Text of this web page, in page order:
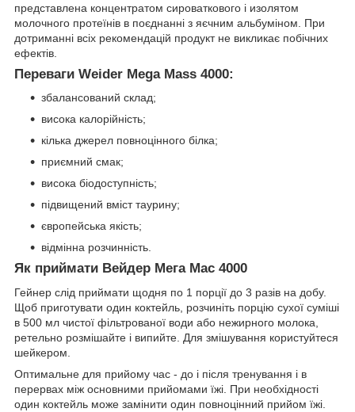
представлена ​​концентратом сироваткового і изолятом
молочного протеїнів в поєднанні з яєчним альбуміном. При
дотриманні всіх рекомендацій продукт не викликає побічних
ефектів.
Переваги Weider Mega Mass 4000:
збалансований склад;
висока калорійність;
кілька джерел повноцінного білка;
приємний смак;
висока біодоступність;
підвищений вміст таурину;
європейська якість;
відмінна розчинність.
Як приймати Вейдер Мега Мас 4000
Гейнер слід приймати щодня по 1 порції до 3 разів на добу.
Щоб приготувати один коктейль, розчиніть порцію сухої суміші
в 500 мл чистої фільтрованої води або нежирного молока,
ретельно розмішайте і випийте. Для змішування користуйтеся
шейкером.
Оптимальне для прийому час - до і після тренування і в
перервах між основними прийомами їжі. При необхідності
один коктейль може замінити один повноцінний прийом їжі.